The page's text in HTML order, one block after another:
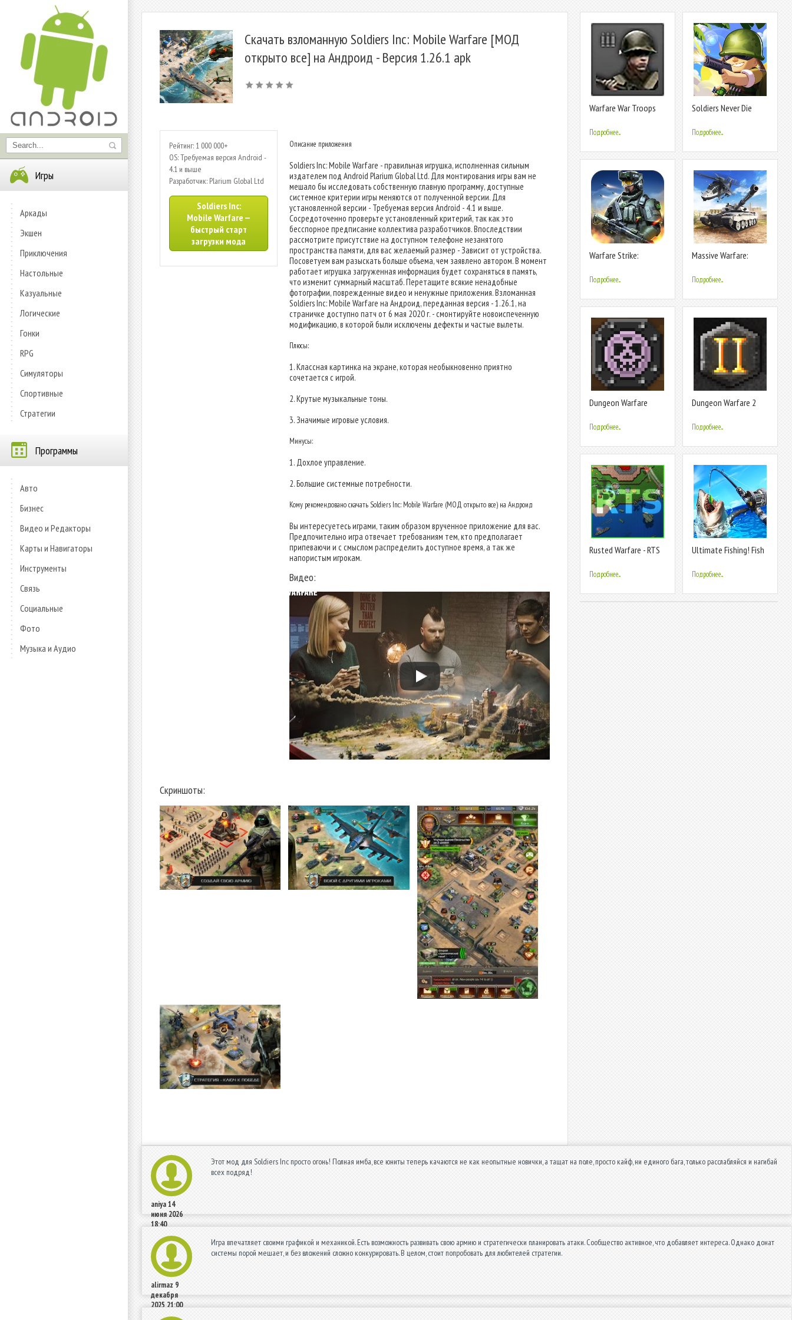
Игры
Аркады
Экшен
Приключения
Настольные
Казуальные
Логические
Гонки
RPG
Симуляторы
Спортивные
Стратегии
Программы
Авто
Бизнес
Видео и Редакторы
Карты и Навигаторы
Инструменты
Связь
Социальные
Фото
Музыка и Аудио
Скачать взломанную Soldiers Inc: Mobile Warfare [МОД
открыто все] на Андроид - Версия 1.26.1 apk
Рейтинг: 1 000 000+
OS: Требуемая версия Android -
4.1 и выше
Разработчик: Plarium Global Ltd
Soldiers Inc:
Mobile Warfare —
быстрый старт
загрузки мода
Описание приложения
Soldiers Inc: Mobile Warfare - правильная игрушка, исполненная сильным
издателем под Android Plarium Global Ltd. Для монтирования игры вам не
мешало бы исследовать собственную главную программу, доступные
системное критерии игры меняются от полученной версии. Для
установленной версии - Требуемая версия Android - 4.1 и выше.
Сосредоточенно проверьте установленный критерий, так как это
бесспорное предписание коллектива разработчиков. Впоследствии
рассмотрите присутствие на доступном телефоне незанятого
пространства памяти, для вас желаемый размер - Зависит от устройства.
Посоветуем вам разыскать больше объема, чем заявлено автором. В момент
работает игрушка загруженная информация будет сохраняться в память,
что изменит суммарный масштаб. Перетащите всякие ненадобные
фотографии, поврежденные видео и ненужные приложения. Взломанная
Soldiers Inc: Mobile Warfare на Андроид, переданная версия - 1.26.1, на
страничке доступно патч от 6 мая 2020 г. - смонтируйте новоиспеченную
модификацию, в которой были исключены дефекты и частые вылеты.
Плюсы:
1. Классная картинка на экране, которая необыкновенно приятно
сочетается с игрой.
2. Крутые музыкальные тоны.
3. Значимые игровые условия.
Минусы:
1. Дохлое управление.
2. Большие системные потребности.
Кому рекомендовано скачать Soldiers Inc: Mobile Warfare (МОД открыто все) на Андроид
Вы интересуетесь играми, таким образом врученное приложение для вас.
Предпочительно игра отвечает требованиям тем, кто предполагает
припеваючи и с смыслом распределить доступное время, а так же
напористым игрокам.
Видео:
Скриншоты:
Warfare War Troops
Подробнее...
Soldiers Never Die
Подробнее...
Warfare Strike:
Подробнее...
Massive Warfare:
онлайн бои. 12+
Подробнее...
Dungeon Warfare
Подробнее...
Dungeon Warfare 2
Подробнее...
Rusted Warfare - RTS
Подробнее...
Ultimate Fishing! Fish
Подробнее...
aniya14
июня 2026
18:40
Этот мод для Soldiers Inc просто огонь! Полная имба, все юниты теперь качаются не как неопытные новички, а тащат на поле, просто кайф, ни единого бага, только расслабляйся и нагибай
всех подряд!
alirmaz 9
декабря
2025 21:00
Игра впечатляет своими графикой и механикой. Есть возможность развивать свою армию и стратегически планировать атаки. Сообщество активное, что добавляет интереса. Однако донат
системы порой мешает, и без вложений сложно конкурировать. В целом, стоит попробовать для любителей стратегии.